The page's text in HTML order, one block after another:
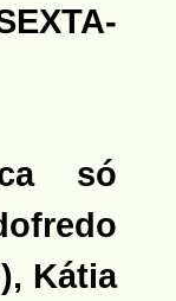
só
Kátia